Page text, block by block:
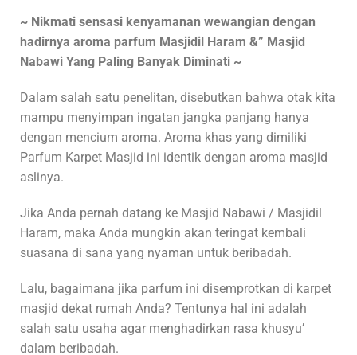
~ Nikmati sensasi kenyamanan wewangian dengan
hadirnya aroma parfum Masjidil Haram &” Masjid
Nabawi Yang Paling Banyak Diminati ~
Dalam salah satu penelitan, disebutkan bahwa otak kita
mampu menyimpan ingatan jangka panjang hanya
dengan mencium aroma. Aroma khas yang dimiliki
Parfum Karpet Masjid ini identik dengan aroma masjid
aslinya.
Jika Anda pernah datang ke Masjid Nabawi / Masjidil
Haram, maka Anda mungkin akan teringat kembali
suasana di sana yang nyaman untuk beribadah.
Lalu, bagaimana jika parfum ini disemprotkan di karpet
masjid dekat rumah Anda? Tentunya hal ini adalah
salah satu usaha agar menghadirkan rasa khusyu’
dalam beribadah.